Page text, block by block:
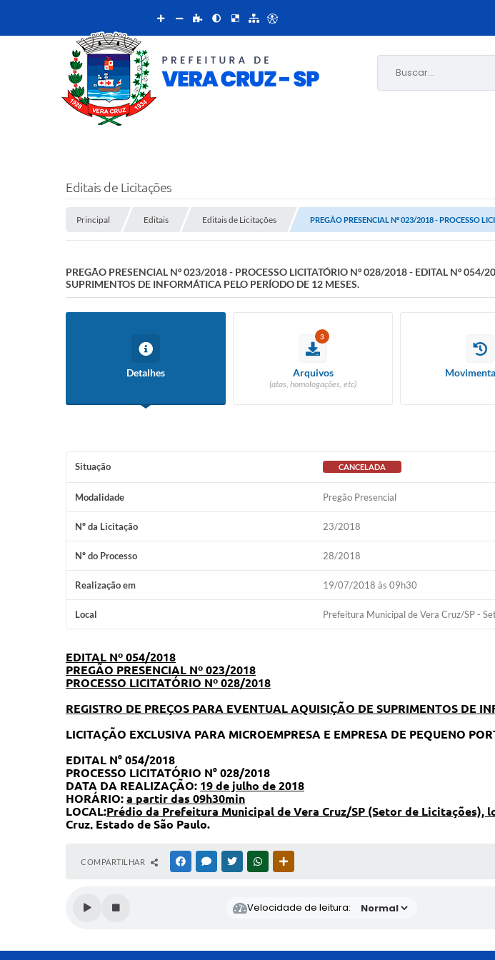
Buscar...
Editais de Licitações
Principal Editais Editais de Licitações PREGÃO PRESENCIAL Nº 023/2018 - PROCESSO
PREGÃO PRESENCIAL Nº 023/2018 - PROCESSO LICITATÓRIO Nº 028/2018 - EDITAL Nº 054/
SUPRIMENTOS DE INFORMÁTICA PELO PERÍODO DE 12 MESES.
Detalhes
3
Arquivos
(atas, homologações, etc)
Situação CANCELADA
Modalidade Pregão Presencial
Nº da Licitação 23/2018
Nº do Processo 28/2018
Realização em 19/07/2018 às 09h30
Local Prefeitura Municipal de Vera Cruz/SP -
EDITAL Nº 054/2018
PREGÃO PRESENCIAL Nº 023/2018
PROCESSO LICITATÓRIO Nº 028/2018
REGISTRO DE PREÇOS PARA EVENTUAL AQUISIÇÃO DE SUPRIMENTOS DE
LICITAÇÃO EXCLUSIVA PARA MICROEMPRESA E EMPRESA DE PEQUENO
EDITAL N° 054/2018
PROCESSO LICITATÓRIO N° 028/2018
DATA DA REALIZAÇÃO: 19 de julho de 2018
HORÁRIO: a partir das 09h30min
LOCAL:Prédio da Prefeitura Municipal de Vera Cruz/SP (Setor de Licitações),
Cruz, Estado de São Paulo.
COMPARTILHAR FACEBOOKMESSENGER
TWITTERWHATSAPP
Velocidade de leitura: